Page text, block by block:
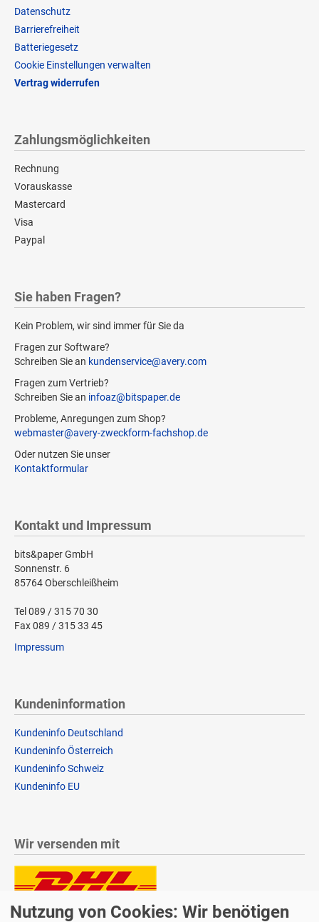
Datenschutz
Barrierefreiheit
Batteriegesetz
Cookie Einstellungen verwalten
Vertrag widerrufen
Zahlungsmöglichkeiten
Rechnung
Vorauskasse
Mastercard
Visa
Paypal
Sie haben Fragen?
Kein Problem, wir sind immer für Sie da
Fragen zur Software?
Schreiben Sie an kundenservice@avery.com
Fragen zum Vertrieb?
Schreiben Sie an infoaz@bitspaper.de
Probleme, Anregungen zum Shop?
webmaster@avery-zweckform-fachshop.de
Oder nutzen Sie unser
Kontaktformular
Kontakt und Impressum
bits&paper GmbH
Sonnenstr. 6
85764 Oberschleißheim
Tel 089 / 315 70 30
Fax 089 / 315 33 45
Impressum
Kundeninformation
Kundeninfo Deutschland
Kundeninfo Österreich
Kundeninfo Schweiz
Kundeninfo EU
Wir versenden mit
Lieferung auch an Packstationen und Postfilialen
Nutzung von Cookies: Wir benötigen